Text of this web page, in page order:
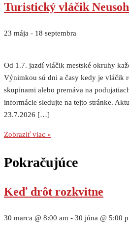
Turistický vláčik
23 mája - 18 septembra
Od 1.7. jazdí vláčik mestské okruhy
Výnimkou sú dni a časy kedy je vláčik
skupinami alebo premáva na
informácie sledujte na tejto stránke.
23.7.2026 […]
Zobraziť viac »
Pokračujúce
Keď drôt rozkvitne
30 marca @ 8:00 am - 30 júna @ 5:00